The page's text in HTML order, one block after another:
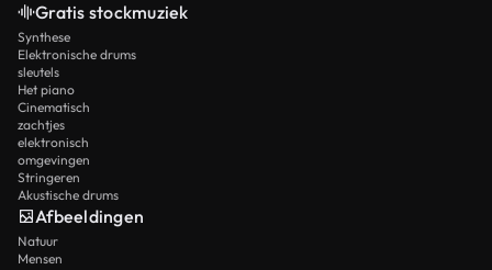
Gratis stockmuziek
Synthese
Elektronische drums
sleutels
Het piano
Cinematisch
zachtjes
elektronisch
omgevingen
Stringeren
Akustische drums
Afbeeldingen
Natuur
Mensen